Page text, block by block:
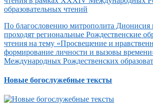
По благословению митрополита Дионисия
проходят региональные Рождественские
чтения на тему «Просвещение и
формирование личности и вызовы
Международных Рождественских
Новые богослужебные тексты